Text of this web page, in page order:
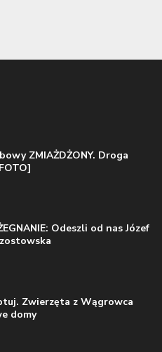
ZMIAŻDŻONY. Droga
Odeszli od nas Józef
Zwierzęta z Wągrowca
domy